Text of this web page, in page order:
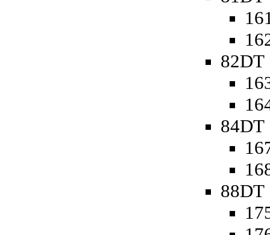
82DT
84DT
88DT